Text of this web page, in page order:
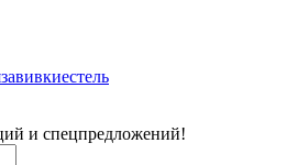
и спецпредложений!